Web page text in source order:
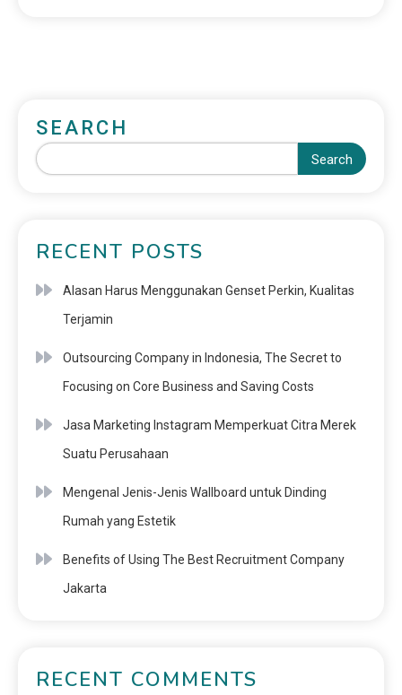
SEARCH
Search
RECENT POSTS
Alasan Harus Menggunakan Genset Perkin, Kualitas
Terjamin
Outsourcing Company in Indonesia, The Secret to
Focusing on Core Business and Saving Costs
Jasa Marketing Instagram Memperkuat Citra Merek
Suatu Perusahaan
Mengenal Jenis-Jenis Wallboard untuk Dinding
Rumah yang Estetik
Benefits of Using The Best Recruitment Company
Jakarta
RECENT COMMENTS